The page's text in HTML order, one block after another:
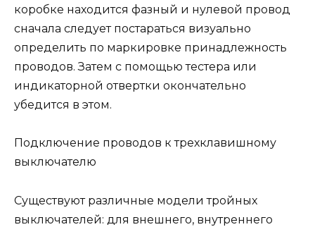
коробке находится фазный и нулевой провод
сначала следует постараться визуально
определить по маркировке принадлежность
проводов. Затем с помощью тестера или
индикаторной отвертки окончательно
убедится в этом.
Подключение проводов к трехклавишному
выключателю
Существуют различные модели тройных
выключателей: для внешнего, внутреннего